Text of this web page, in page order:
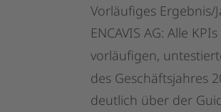
Vorläufiges Ergebnis/
ENCAVIS AG: Alle KPIs
vorläufigen,
des Geschäftsjahres
deutlich über der